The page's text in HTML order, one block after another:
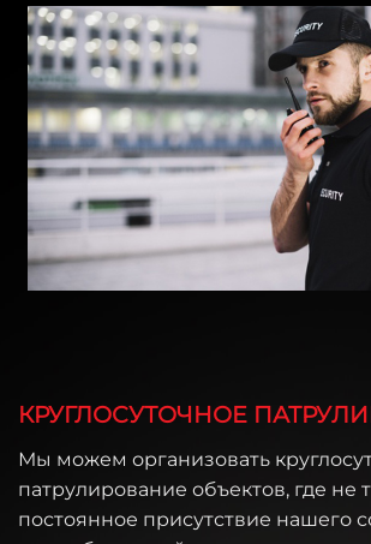
КРУГЛОСУТОЧНОЕ
Мы можем организовать
патрулирование объектов, где не
постоянное присутствие нашего